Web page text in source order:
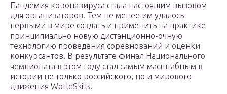
Пандемия коронавируса стала настоящим вызовом
для организаторов. Тем не менее им удалось
первыми в мире создать и применить на практике
принципиально новую дистанционно-очную
технологию проведения соревнований и оценки
конкурсантов. В результате финал Национального
чемпионата в этом году стал самым масштабным в
истории не только российского, но и мирового
движения WorldSkills.